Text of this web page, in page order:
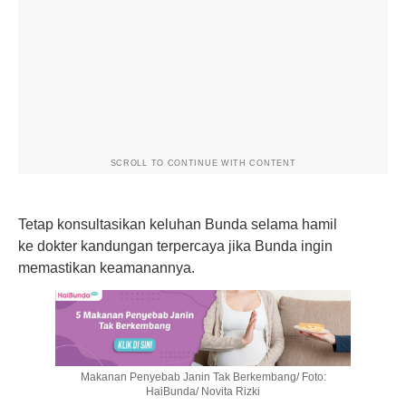
SCROLL TO CONTINUE WITH CONTENT
Tetap konsultasikan keluhan Bunda selama hamil
ke dokter kandungan terpercaya jika Bunda ingin
memastikan keamanannya.
Makanan Penyebab Janin Tak Berkembang/ Foto:
HaiBunda/ Novita Rizki